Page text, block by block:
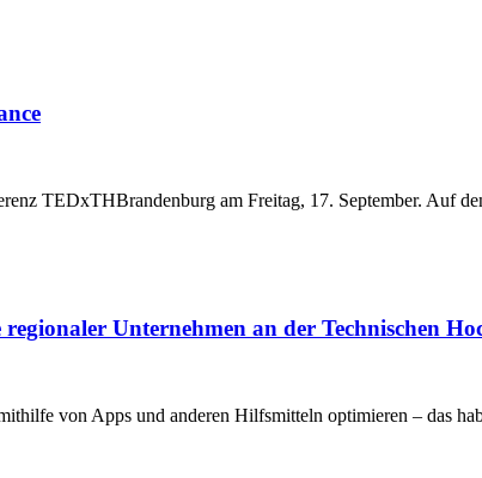
TEDxTHBrandenburg am Freitag, 17. September. Auf
Unternehmen an der Technischen
von Apps und anderen Hilfsmitteln optimieren – das